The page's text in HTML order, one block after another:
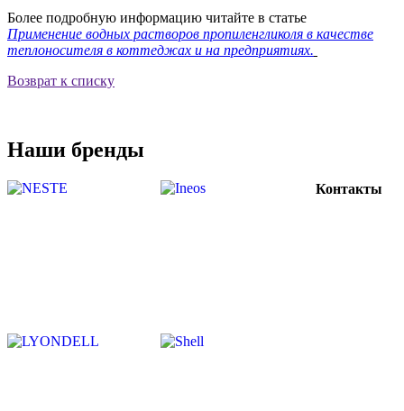
Более подробную информацию читайте в статье
Применение водных растворов пропиленгликоля в качестве
теплоносителя в коттеджах и на предприятиях.
Возврат к списку
Наши бренды
Контакты